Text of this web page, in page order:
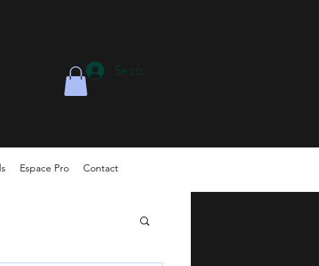
Se connecter
Espace Pro Contact